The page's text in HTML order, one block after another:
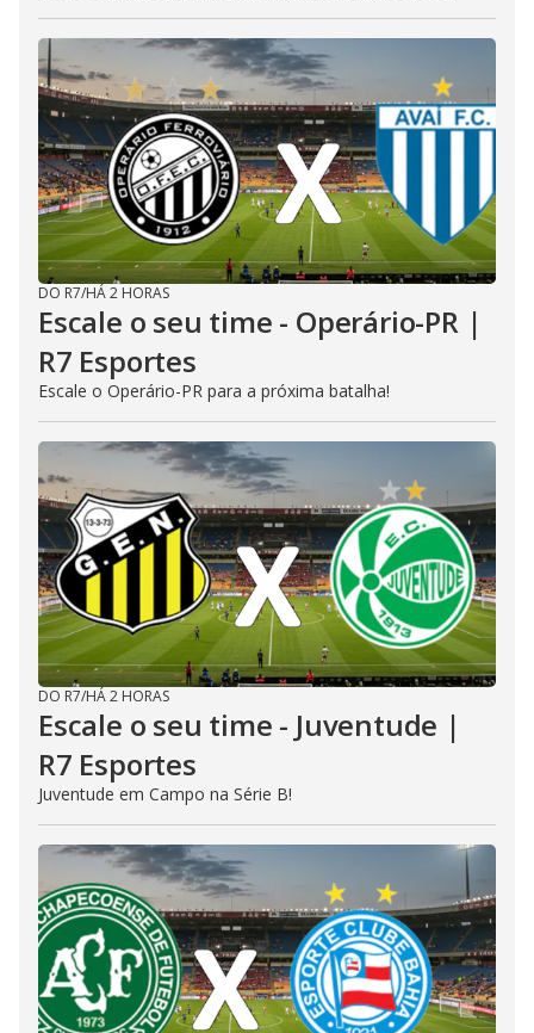
DO R7/HÁ 2 HORAS
Escale o seu time - Operário-PR |
R7 Esportes
Escale o Operário-PR para a próxima batalha!
DO R7/HÁ 2 HORAS
Escale o seu time - Juventude |
R7 Esportes
Juventude em Campo na Série B!